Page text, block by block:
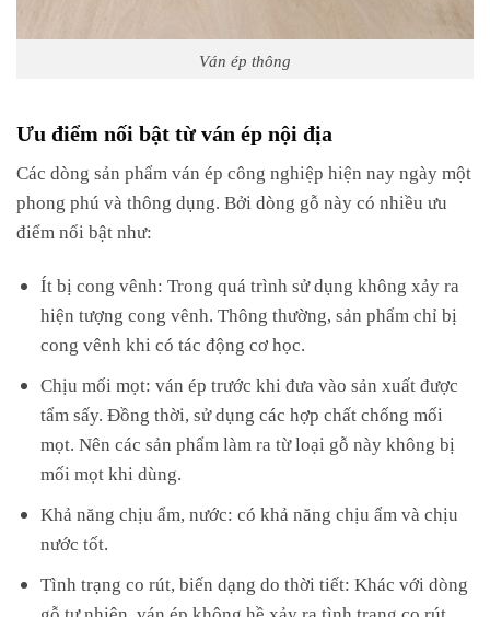
Ván ép thông
Ưu điểm nối bật từ ván ép nội địa
Các dòng sản phẩm ván ép công nghiệp hiện nay ngày một
phong phú và thông dụng. Bởi dòng gỗ này có nhiều ưu
điểm nổi bật như:
Ít bị cong vênh: Trong quá trình sử dụng không xảy ra
hiện tượng cong vênh. Thông thường, sản phẩm chỉ bị
cong vênh khi có tác động cơ học.
Chịu mối mọt: ván ép trước khi đưa vào sản xuất được
tẩm sấy. Đồng thời, sử dụng các hợp chất chống mối
mọt. Nên các sản phẩm làm ra từ loại gỗ này không bị
mối mọt khi dùng.
Khả năng chịu ẩm, nước: có khả năng chịu ẩm và chịu
nước tốt.
Tình trạng co rút, biến dạng do thời tiết: Khác với dòng
gỗ tự nhiên, ván ép không hề xảy ra tình trạng co rút